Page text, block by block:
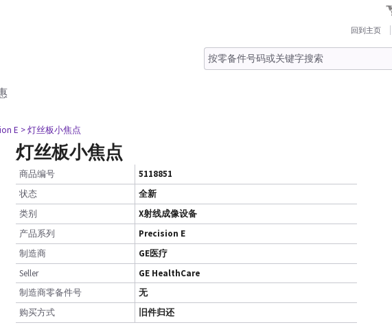
回到主页
E > 灯丝板小焦点
灯丝板小焦点
商品编号
5118851
状态
全新
类别
X射线成像设备
产品系列
Precision E
制造商
GE医疗
Seller
GE HealthCare
制造商零备件号
无
购买方式
旧件归还